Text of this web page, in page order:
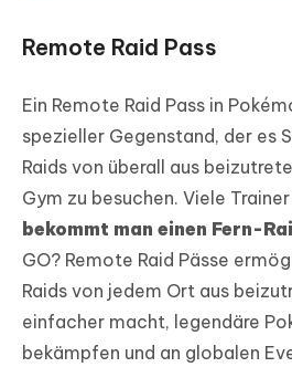
Remote Raid Pass
Ein Remote Raid Pass in
spezieller Gegenstand, der es
Raids von überall aus
Gym zu besuchen. Viele
bekommt man einen Fern-
GO? Remote Raid Pässe
Raids von jedem Ort aus
einfacher macht, legendäre
bekämpfen und an globalen